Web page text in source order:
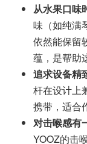
从水果口味
味（如纯满
依然能保留
蕴，是帮助
追求设备精
杆在设计上
携带，适合
对击喉感有
YOOZ的击